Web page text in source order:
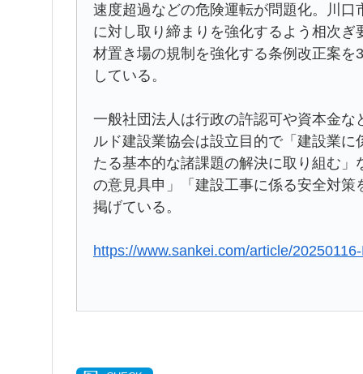
速度超過などの危険運転が問題化。川
に対し取り締まりを強化するよう相次
材置き場の規制を強化する条例改正案
している。
一般社団法人は行政の許認可や資本金
ルド建設業協会は設立目的で「建設業
たる基本的な諸課題の解決に取り組む
の意見具申」「建設工事に係る安全対
掲げている。
https://www.sankei.com/article/